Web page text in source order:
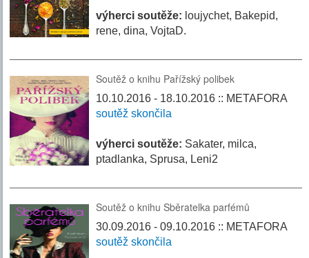
výherci soutěže: loujychet, Bakepid,
rene, dina, VojtaD.
Soutěž o knihu Pařížský polibek
10.10.2016 - 18.10.2016 :: METAFORA
soutěž skončila
výherci soutěže: Sakater, milca,
ptadlanka, Sprusa, Leni2
Soutěž o knihu Sběratelka parfémů
30.09.2016 - 09.10.2016 :: METAFORA
soutěž skončila